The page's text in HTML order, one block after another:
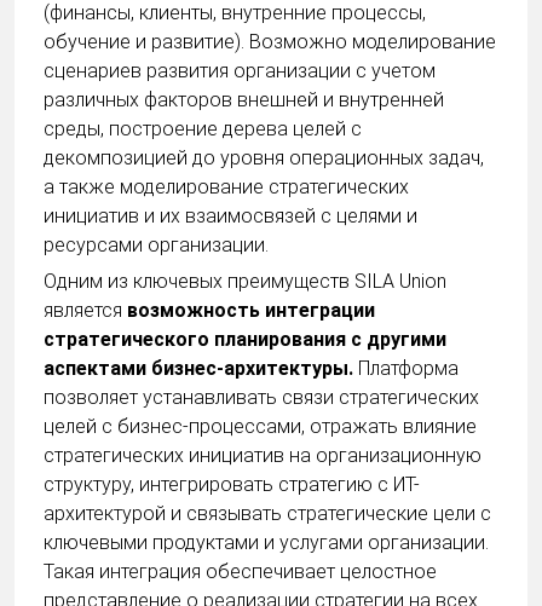
(финансы, клиенты, внутренние процессы,
обучение и развитие). Возможно моделирование
сценариев развития организации с учетом
различных факторов внешней и внутренней
среды, построение дерева целей с
декомпозицией до уровня операционных задач,
а также моделирование стратегических
инициатив и их взаимосвязей с целями и
ресурсами организации.
Одним из ключевых преимуществ SILA Union
является возможность интеграции
стратегического планирования с другими
аспектами бизнес-архитектуры. Платформа
позволяет устанавливать связи стратегических
целей с бизнес-процессами, отражать влияние
стратегических инициатив на организационную
структуру, интегрировать стратегию с ИТ-
архитектурой и связывать стратегические цели с
ключевыми продуктами и услугами организации.
Такая интеграция обеспечивает целостное
представление о реализации стратегии на всех